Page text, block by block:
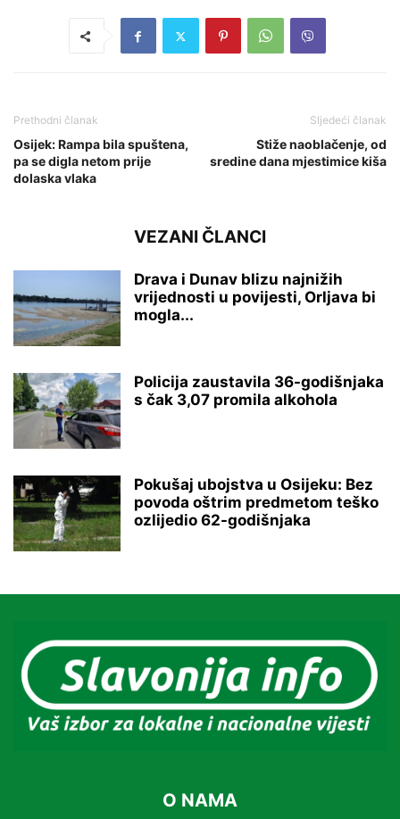
Prethodni članak
Osijek: Rampa bila spuštena,
pa se digla netom prije
dolaska vlaka
Sljedeći članak
Stiže naoblačenje, od
sredine dana mjestimice kiša
VEZANI ČLANCI
Drava i Dunav blizu najnižih
vrijednosti u povijesti, Orljava bi
mogla...
Policija zaustavila 36-godišnjaka
s čak 3,07 promila alkohola
Pokušaj ubojstva u Osijeku: Bez
povoda oštrim predmetom teško
ozlijedio 62-godišnjaka
O NAMA